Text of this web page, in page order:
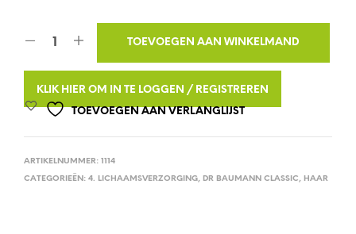
TOEVOEGEN AAN WINKELMAND
KLIK HIER OM IN TE LOGGEN / REGISTREREN
TOEVOEGEN AAN VERLANGLIJST
ARTIKELNUMMER: 1114
CATEGORIEËN: 4. LICHAAMSVERZORGING, DR BAUMANN CLASSIC, HAAR